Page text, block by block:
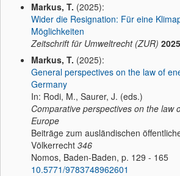
Markus, T. (2025):
Wider die Resignation: Für eine
Möglichkeiten
Zeitschrift für Umweltrecht (ZUR) 2025
Markus, T. (2025):
General perspectives on the law of
Germany
In: Rodi, M., Saurer, J. (eds.)
Comparative perspectives on the law
Europe
Beiträge zum ausländischen
Völkerrecht 346
Nomos, Baden-Baden, p. 129 - 165
10.5771/9783748962601